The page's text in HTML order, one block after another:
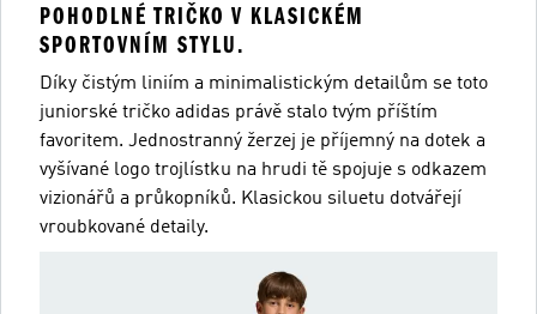
POHODLNÉ TRIČKO V KLASICKÉM
SPORTOVNÍM STYLU.
Díky čistým liniím a minimalistickým detailům se toto
juniorské tričko adidas právě stalo tvým příštím
favoritem. Jednostranný žerzej je příjemný na dotek a
vyšívané logo trojlístku na hrudi tě spojuje s odkazem
vizionářů a průkopníků. Klasickou siluetu dotvářejí
vroubkované detaily.